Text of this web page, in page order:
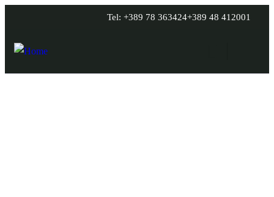
Tel: +389 78 363424+389 48 412001